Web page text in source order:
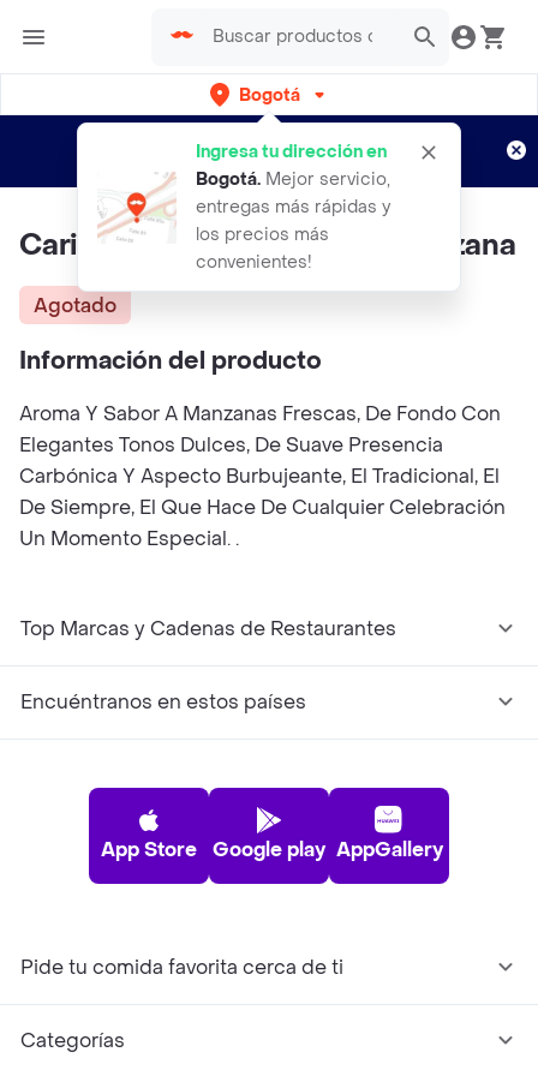
Bogotá
Ingresa tu dirección en
Bogotá. Mejor servicio,
entregas más rápidas y
los precios más
convenientes!
envíos gratis por semanas
Aplican TyC
Carinoso Vino Rosado De Manzana
Agotado
Información del producto
Aroma Y Sabor A Manzanas Frescas, De Fondo Con
Elegantes Tonos Dulces, De Suave Presencia
Carbónica Y Aspecto Burbujeante, El Tradicional, El
De Siempre, El Que Hace De Cualquier Celebración
Un Momento Especial. .
Top Marcas y Cadenas de Restaurantes
Encuéntranos en estos países
App Store Google play AppGallery
Pide tu comida favorita cerca de ti
Categorías